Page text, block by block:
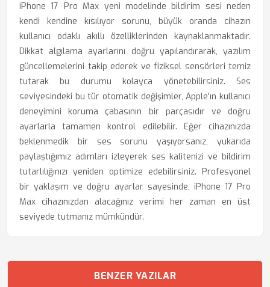
iPhone 17 Pro Max yeni modelinde bildirim sesi neden
kendi kendine kısılıyor sorunu, büyük oranda cihazın
kullanıcı odaklı akıllı özelliklerinden kaynaklanmaktadır.
Dikkat algılama ayarlarını doğru yapılandırarak, yazılım
güncellemelerini takip ederek ve fiziksel sensörleri temiz
tutarak bu durumu kolayca yönetebilirsiniz. Ses
seviyesindeki bu tür otomatik değişimler, Apple'ın kullanıcı
deneyimini koruma çabasının bir parçasıdır ve doğru
ayarlarla tamamen kontrol edilebilir. Eğer cihazınızda
beklenmedik bir ses sorunu yaşıyorsanız, yukarıda
paylaştığımız adımları izleyerek ses kalitenizi ve bildirim
tutarlılığınızı yeniden optimize edebilirsiniz. Profesyonel
bir yaklaşım ve doğru ayarlar sayesinde, iPhone 17 Pro
Max cihazınızdan alacağınız verimi her zaman en üst
seviyede tutmanız mümkündür.
BENZER YAZILAR